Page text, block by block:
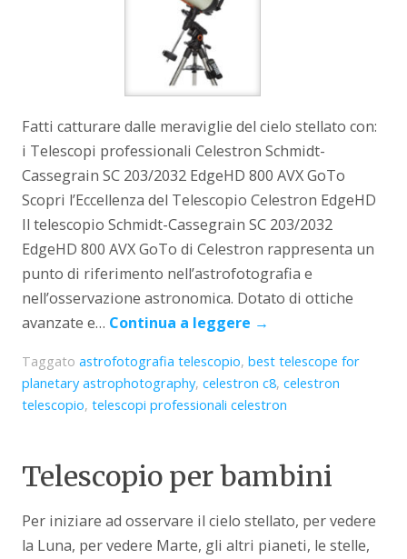
Fatti catturare dalle meraviglie del cielo stellato con:
i Telescopi professionali Celestron Schmidt-
Cassegrain SC 203/2032 EdgeHD 800 AVX GoTo
Scopri l’Eccellenza del Telescopio Celestron EdgeHD
Il telescopio Schmidt-Cassegrain SC 203/2032
EdgeHD 800 AVX GoTo di Celestron rappresenta un
punto di riferimento nell’astrofotografia e
nell’osservazione astronomica. Dotato di ottiche
avanzate e… Continua a leggere →
Taggatoastrofotografia telescopio,best telescope for
planetary astrophotography,celestron c8,celestron
telescopio,telescopi professionali celestron
Telescopio per bambini
Per iniziare ad osservare il cielo stellato, per vedere
la Luna, per vedere Marte, gli altri pianeti, le stelle,